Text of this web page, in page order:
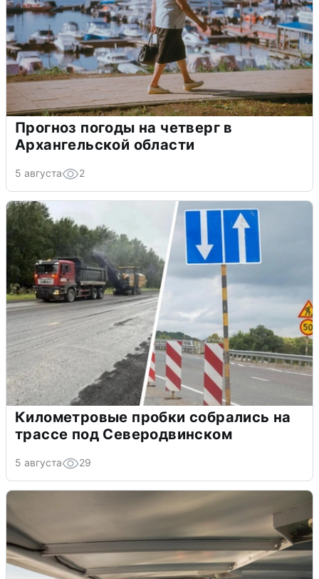
Прогноз погоды на четверг в
Архангельской области
5 августа 2
Километровые пробки собрались на
трассе под Северодвинском
5 августа 29